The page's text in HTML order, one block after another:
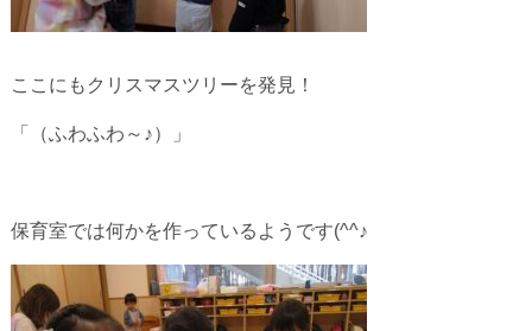
ここにもクリスマスツリーを発見！
「（ふわふわ～♪）」
保育室では何かを作っているようです(^^♪